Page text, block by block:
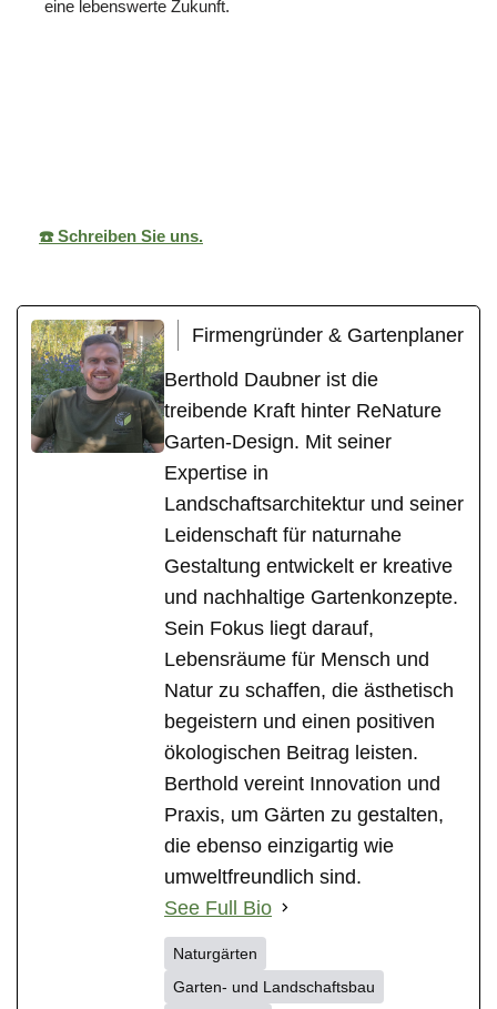
eine lebenswerte Zukunft.
☎️ Schreiben Sie uns.
Firmengründer & Gartenplaner
Berthold Daubner ist die
treibende Kraft hinter ReNature
Garten-Design. Mit seiner
Expertise in
Landschaftsarchitektur und seiner
Leidenschaft für naturnahe
Gestaltung entwickelt er kreative
und nachhaltige Gartenkonzepte.
Sein Fokus liegt darauf,
Lebensräume für Mensch und
Natur zu schaffen, die ästhetisch
begeistern und einen positiven
ökologischen Beitrag leisten.
Berthold vereint Innovation und
Praxis, um Gärten zu gestalten,
die ebenso einzigartig wie
umweltfreundlich sind.
See Full Bio
Naturgärten
Garten- und Landschaftsbau